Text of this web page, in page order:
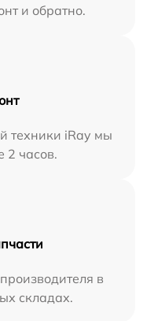
и обратно.
техники iRay мы
2 часов.
в
складах.